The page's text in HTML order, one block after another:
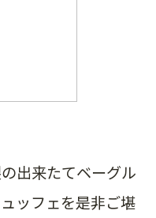
出来たてベーグル
ッフェを是非ご堪